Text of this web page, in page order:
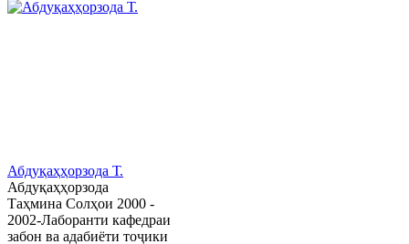
Абдуқаҳҳорзода Т.
Абдуқаҳҳорзода
Таҳмина Солҳои 2000 -
2002-Лаборанти кафедраи
забон ва адабиёти тоҷики